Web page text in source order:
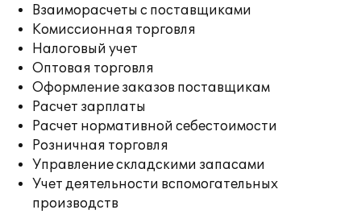
Взаиморасчеты с поставщиками
Комиссионная торговля
Налоговый учет
Оптовая торговля
Оформление заказов поставщикам
Расчет зарплаты
Расчет нормативной себестоимости
Розничная торговля
Управление складскими запасами
Учет деятельности вспомогательных
производств